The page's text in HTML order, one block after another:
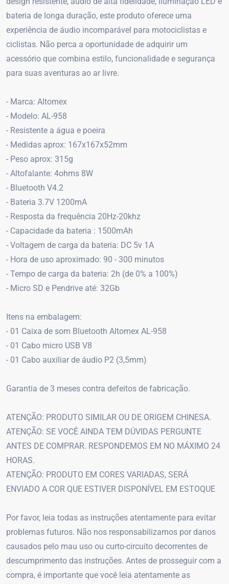
bateria de longa duração, este produto oferece uma
experiência de áudio incomparável para motociclistas e
ciclistas. Não perca a oportunidade de adquirir um
acessório que combina estilo, funcionalidade e segurança
para suas aventuras ao ar livre.
- Marca: Altomex
- Modelo: AL-958
- Resistente a água e poeira
- Medidas aprox: 167x167x52mm
- Peso aprox: 315g
- Altofalante: 4ohms 8W
- Bluetooth V4.2
- Bateria 3.7V 1200mA
- Resposta da frequência 20Hz-20khz
- Capacidade da bateria : 1500mAh
- Voltagem de carga da bateria: DC 5v 1A
- Hora de uso aproximado: 90 - 300 minutos
- Tempo de carga da bateria: 2h (de 0% a 100%)
- Micro SD e Pendrive até: 32Gb
Itens na embalagem:
- 01 Caixa de som Bluetooth Altomex AL-958
- 01 Cabo micro USB V8
- 01 Cabo auxiliar de áudio P2 (3,5mm)
Garantia de 3 meses contra defeitos de fabricação.
ATENÇÃO: PRODUTO SIMILAR OU DE ORIGEM CHINESA.
ATENÇÃO: SE VOCÊ AINDA TEM DÚVIDAS PERGUNTE
ANTES DE COMPRAR. RESPONDEMOS EM NO MÁXIMO 24
HORAS.
ATENÇÃO: PRODUTO EM CORES VARIADAS, SERÁ
ENVIADO A COR QUE ESTIVER DISPONÍVEL EM ESTOQUE
Por favor, leia todas as instruções atentamente para evitar
problemas futuros. Não nos responsabilizamos por danos
causados pelo mau uso ou curto-circuito decorrentes de
descumprimento das instruções. Antes de prosseguir com a
compra, é importante que você leia atentamente as